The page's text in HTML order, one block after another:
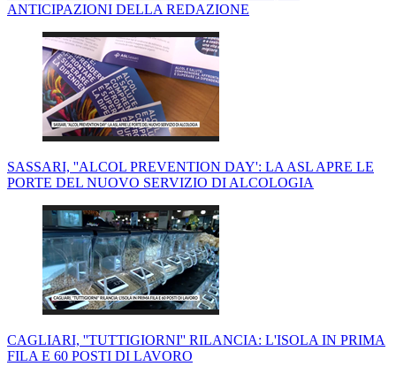
ANTICIPAZIONI DELLA REDAZIONE
SASSARI, ''ALCOL PREVENTION DAY': LA ASL APRE LE
PORTE DEL NUOVO SERVIZIO DI ALCOLOGIA
CAGLIARI, ''TUTTIGIORNI'' RILANCIA: L'ISOLA IN PRIMA
FILA E 60 POSTI DI LAVORO